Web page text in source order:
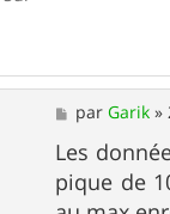
M
e
s
s
a
g
parGarik »
Les
pique de